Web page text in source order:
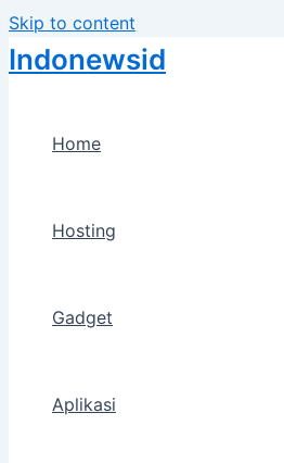
Skip to content
Indonewsid
Home
Hosting
Gadget
Aplikasi